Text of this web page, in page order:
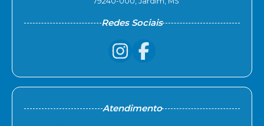
Redes Sociais
Atendimento